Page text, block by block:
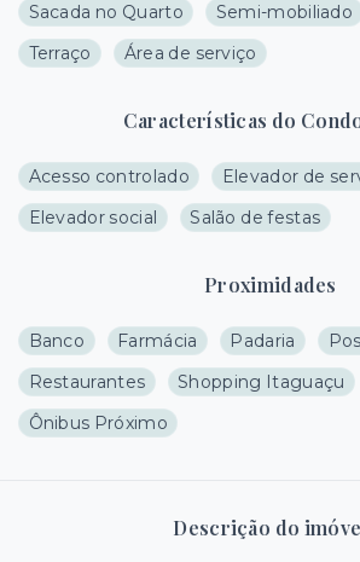
Sacada no Quarto
Semi-mobiliado
Terraço
Área de serviço
Características do
Acesso controlado
Elevador de
Elevador social
Salão de festas
Proximidades
Banco Farmácia Padaria
Restaurantes
Shopping Itaguaçu
Ônibus Próximo
Descrição do